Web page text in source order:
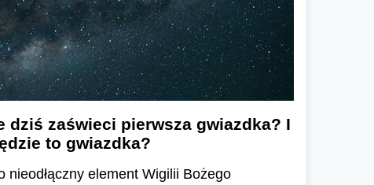
dziś zaświeci pierwsza gwiazdka? I
to gwiazdka?
nieodłączny element Wigilii Bożego